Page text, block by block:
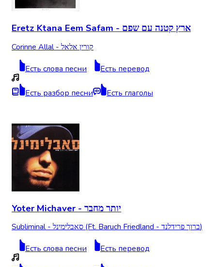
Eretz Ktana Eem Safam - ארץ קטנה עם שפם
Corinne Allal - קורין אלאל
Есть слова песни Есть перевод
Есть разбор песни Есть глаголы
Yoter Michaver - יותר מחבר
Subliminal - סאבלימינל (Ft. Baruch Friedland - ברוך פרידלנד)
Есть слова песни Есть перевод